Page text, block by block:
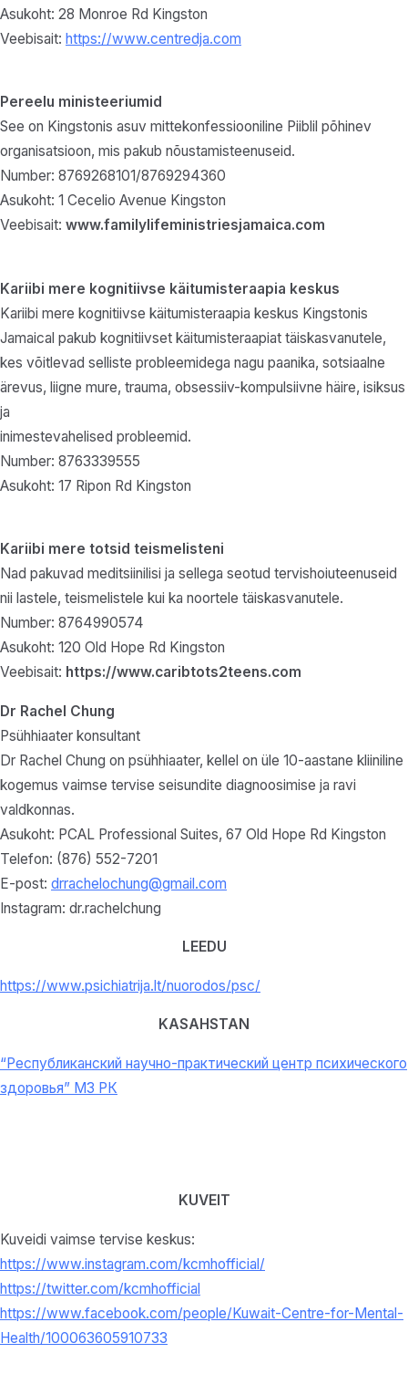
Asukoht: 28 Monroe Rd Kingston
Veebisait: https://www.centredja.com
Pereelu ministeeriumid
See on Kingstonis asuv mittekonfessiooniline Piiblil põhinev
organisatsioon, mis pakub nõustamisteenuseid.
Number: 8769268101/8769294360
Asukoht: 1 Cecelio Avenue Kingston
Veebisait: www.familylifeministriesjamaica.com
Kariibi mere kognitiivse käitumisteraapia keskus
Kariibi mere kognitiivse käitumisteraapia keskus Kingstonis
Jamaical pakub kognitiivset käitumisteraapiat täiskasvanutele,
kes võitlevad selliste probleemidega nagu paanika, sotsiaalne
ärevus, liigne mure, trauma, obsessiiv-kompulsiivne häire, isiksus
ja
inimestevahelised probleemid.
Number: 8763339555
Asukoht: 17 Ripon Rd Kingston
Kariibi mere totsid teismelisteni
Nad pakuvad meditsiinilisi ja sellega seotud tervishoiuteenuseid
nii lastele, teismelistele kui ka noortele täiskasvanutele.
Number: 8764990574
Asukoht: 120 Old Hope Rd Kingston
Veebisait: https://www.caribtots2teens.com
Dr Rachel Chung
Psühhiaater konsultant
Dr Rachel Chung on psühhiaater, kellel on üle 10-aastane kliiniline
kogemus vaimse tervise seisundite diagnoosimise ja ravi
valdkonnas.
Asukoht: PCAL Professional Suites, 67 Old Hope Rd Kingston
Telefon: (876) 552-7201
E-post: drrachelochung@gmail.com
Instagram: dr.rachelchung
LEEDU
https://www.psichiatrija.lt/nuorodos/psc/
KASAHSTAN
“Республиканский научно-практический центр психического
здоровья” МЗ РК
KUVEIT
Kuveidi vaimse tervise keskus:
https://www.instagram.com/kcmhofficial/
https://twitter.com/kcmhofficial
https://www.facebook.com/people/Kuwait-Centre-for-Mental-
Health/100063605910733